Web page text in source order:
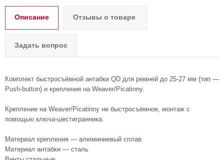
Описание Отзывы о товаре
Задать вопрос
Комплект быстросъёмной антабки QD для ремней до 25-27 мм (тип —
Push-button) и крепления на Weaver/Picatinny.
Крепление на Weaver/Picatinny не быстросъёмное, монтаж с
помощью ключа-шестигранника.
Материал крепления — алюминиевый сплав
Материал антабки — сталь